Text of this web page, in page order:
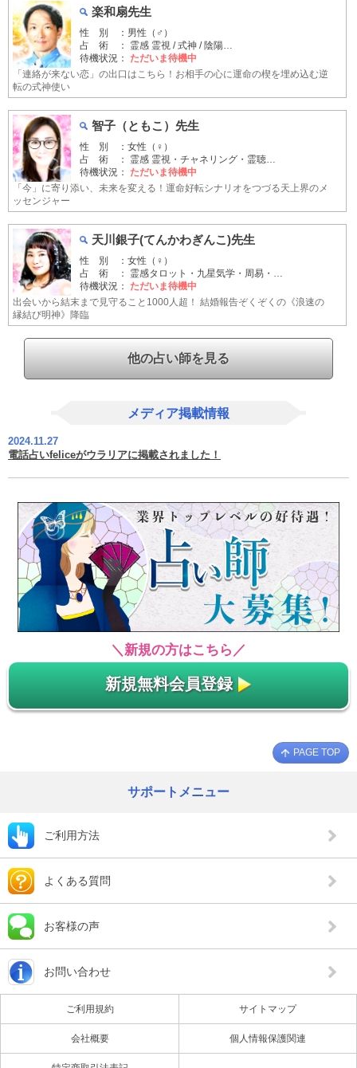
楽和扇先生
性 別 ：男性（♂）
占 術 ： 霊感 霊視 / 式神 / 陰陽…
待機状況： ただいま待機中
「連絡が来ない恋」の出口はこちら！お相手の心に運命の楔を埋め込む逆
転の式神使い
智子（ともこ）先生
性 別 ：女性（♀）
占 術 ： 霊感 霊視・チャネリング・霊聴…
待機状況： ただいま待機中
「今」に寄り添い、未来を変える！運命好転シナリオをつづる天上界のメ
ッセンジャー
天川銀子(てんかわぎんこ)先生
性 別 ：女性（♀）
占 術 ： 霊感タロット・九星気学・周易・…
待機状況： ただいま待機中
出会いから結末まで見守ること1000人超！ 結婚報告ぞくぞくの《浪速の
縁結び明神》降臨
他の占い師を見る
メディア掲載情報
2024.11.27
電話占いfeliceがウラリアに掲載されました！
＼新規の方はこちら／
新規無料会員登録
PAGE TOP
サポートメニュー
ご利用方法
よくある質問
お客様の声
お問い合わせ
ご利用規約 サイトマップ
会社概要 個人情報保護関連